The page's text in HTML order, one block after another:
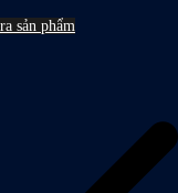
sản phẩm